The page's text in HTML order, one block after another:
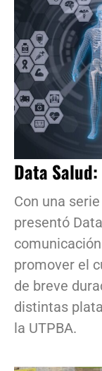
Data
Con una
presentó
promover el
de breve
distintas
la UTPBA.